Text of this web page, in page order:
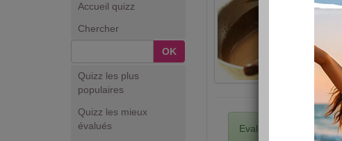
Accueil quizz
Chercher
OK
Quizz les plus
populaires
Quizz les mieux
évalués
Evaluez ce quizz :